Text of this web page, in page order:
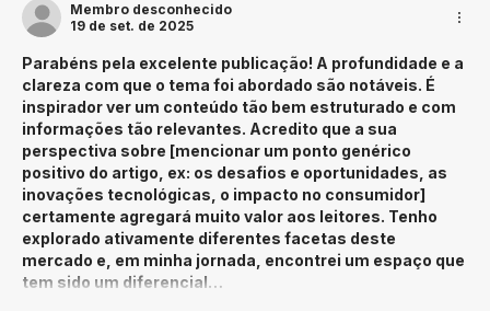
Membro desconhecido
19 de set. de 2025
Parabéns pela excelente publicação! A profundidade e a
clareza com que o tema foi abordado são notáveis. É
inspirador ver um conteúdo tão bem estruturado e com
informações tão relevantes. Acredito que a sua
perspectiva sobre [mencionar um ponto genérico
positivo do artigo, ex: os desafios e oportunidades, as
inovações tecnológicas, o impacto no consumidor]
certamente agregará muito valor aos leitores. Tenho
explorado ativamente diferentes facetas deste
mercado e, em minha jornada, encontrei um espaço que
tem sido um diferencial…